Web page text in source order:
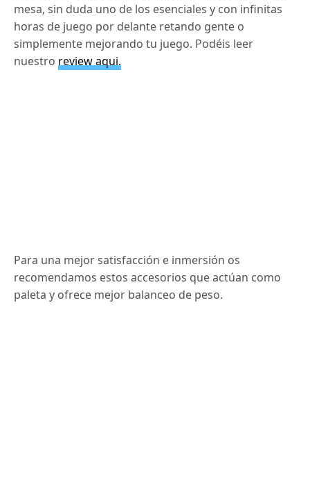
mesa, sin duda uno de los esenciales y con infinitas
horas de juego por delante retando gente o
simplemente mejorando tu juego. Podéis leer
nuestro review aqui.
Para una mejor satisfacción e inmersión os
recomendamos estos accesorios que actúan como
paleta y ofrece mejor balanceo de peso.